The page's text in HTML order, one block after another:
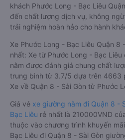
khách Phước Long - Bạc Liêu
đến chất lượng dịch vụ, không
trải nghiệm hoàn hảo cho hành
Xe Phước Long - Bạc Liêu Quận 8
nhất: Xe từ Phước Long - Bạc
nằm được đánh giá chung chất
trung bình từ 3.7/5 dựa trên 4663
Xe về Quận 8 - Sài Gòn từ Phước
Giá vé xe giường nằm đi Quận 8 -
Bạc Liêu rẻ nhất là 210000VND
thuộc vào chương trình khuyến
Bạc Liêu đi Quận 8 - Sài Gòn